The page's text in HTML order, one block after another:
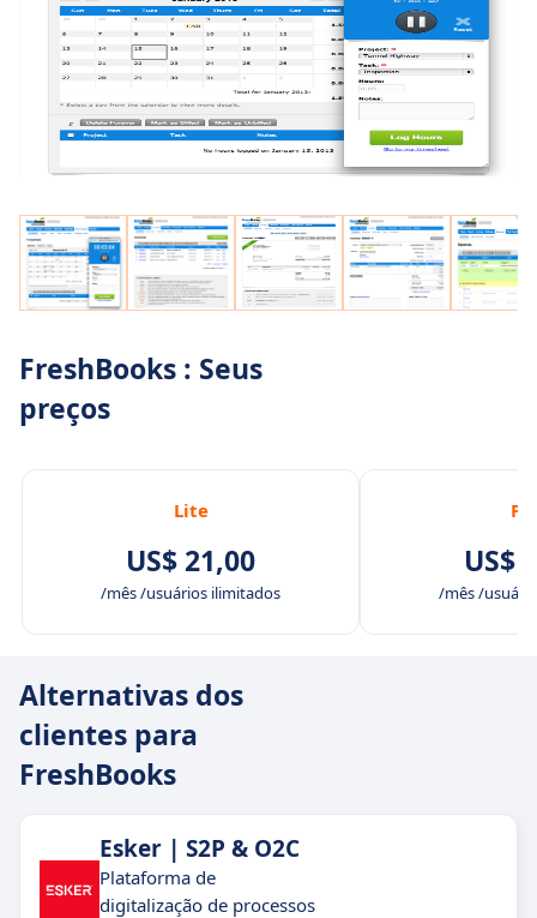
FreshBooks : Seus
preços
Lite
US$ 21,00
/mês /usuários ilimitados
US$
/mês /
Alternativas dos
clientes para
FreshBooks
Esker | S2P & O2C
Plataforma de
digitalização de processos